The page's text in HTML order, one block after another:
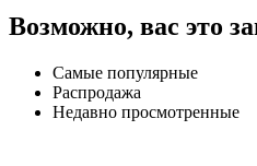
Возможно, вас это
Самые популярные
Распродажа
Недавно просмотренные